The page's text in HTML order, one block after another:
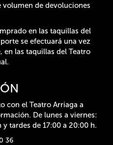
de devoluciones
en las taquillas del
se efectuará una vez
las taquillas del Teatro
con el Teatro Arriaga a
De lunes a viernes:
y tardes de 17:00 a 20:00 h.
36